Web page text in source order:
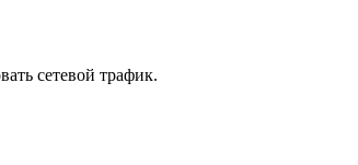
сетевой трафик.